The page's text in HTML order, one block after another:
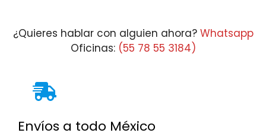
¿Quieres hablar con alguien ahora? Whatsapp
Oficinas: (55 78 55 3184)
Envíos a todo México